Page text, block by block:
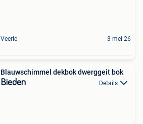
Veerle 3 mei 26
Blauwschimmel dekbok dwerggeit bok
Bieden Details